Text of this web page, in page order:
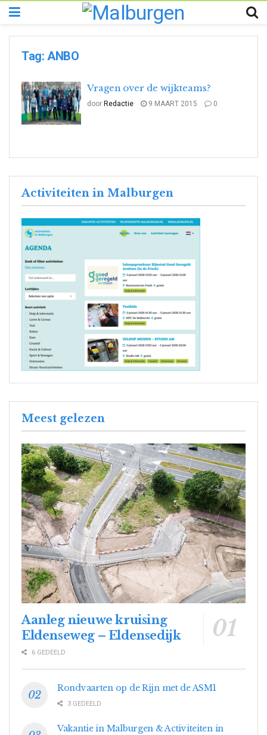
Tag: ANBO
Vragen over de wijkteams?
door Redactie 9 MAART 2015 0
Activiteiten in Malburgen
Meest gelezen
Aanleg nieuwe kruising
Eldenseweg – Eldensedijk
6 GEDEELD
Rondvaarten op de Rijn met de ASM1
3 GEDEELD
Vakantie in Malburgen & Activiteiten in